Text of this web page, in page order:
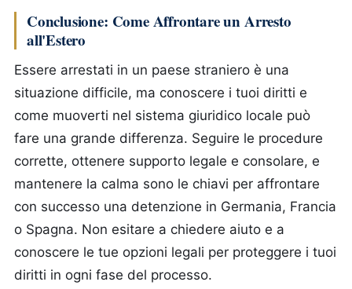
Conclusione: Come Affrontare un Arresto
all'Estero
Essere arrestati in un paese straniero è una
situazione difficile, ma conoscere i tuoi diritti e
come muoverti nel sistema giuridico locale può
fare una grande differenza. Seguire le procedure
corrette, ottenere supporto legale e consolare, e
mantenere la calma sono le chiavi per affrontare
con successo una detenzione in Germania, Francia
o Spagna. Non esitare a chiedere aiuto e a
conoscere le tue opzioni legali per proteggere i tuoi
diritti in ogni fase del processo.